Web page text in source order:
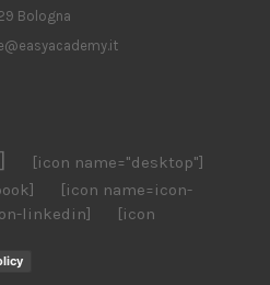
Bologna
[icon name="desktop"]
[icon name=icon-
linkedin]
[icon